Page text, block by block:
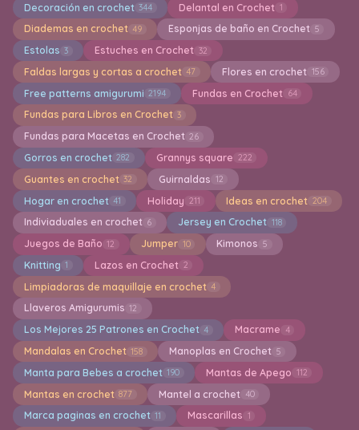
Decoración en crochet 344 Delantal en Crochet 1
Diademas en crochet 49 Esponjas de baño en Crochet 5
Estolas 3 Estuches en Crochet 32
Faldas largas y cortas a crochet 47 Flores en crochet 156
Free patterns amigurumi 2194 Fundas en Crochet 64
Fundas para Libros en Crochet 3
Fundas para Macetas en Crochet 26
Gorros en crochet 282 Grannys square 222
Guantes en crochet 32 Guirnaldas 12
Hogar en crochet 41 Holiday 211 Ideas en crochet 204
Indiviaduales en crochet 6 Jersey en Crochet 118
Juegos de Baño 12 Jumper 10 Kimonos 5
Knitting 1 Lazos en Crochet 2
Limpiadoras de maquillaje en crochet 4
Llaveros Amigurumis 12
Los Mejores 25 Patrones en Crochet 4 Macrame 4
Mandalas en Crochet 158 Manoplas en Crochet 5
Manta para Bebes a crochet 190 Mantas de Apego 112
Mantas en crochet 877 Mantel a crochet 40
Marca paginas en crochet 11 Mascarillas 1